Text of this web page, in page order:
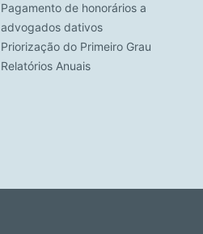
Pagamento de honorários a
advogados dativos
Priorização do Primeiro Grau
Relatórios Anuais